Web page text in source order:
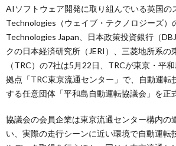
AIソフトウェア開発に取り組んでいる英国の
Technologies（ウェイブ・テクノロジーズ）
Technologies Japan、日本政策投資銀行（
クの日本経済研究所（JERI）、三菱地所系の
（TRC）の7社は5月22日、TRCが東京・平
拠点「TRC東京流通センター」で、自動運転
する任意団体「平和島自動運転協議会」を正
協議会の会員企業は東京流通センター構内の
い、実際の走行シーンに近い環境で自動運転